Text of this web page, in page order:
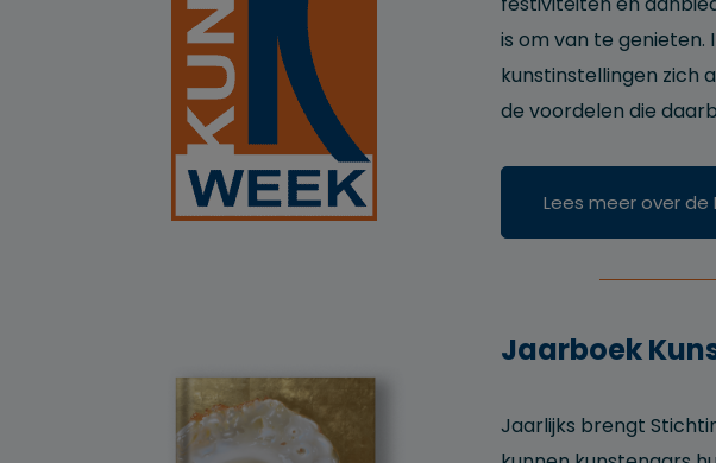
is om van te genieten.
kunstinstellingen zich
de voordelen die
Lees meer over
Jaarboek
Jaarlijks brengt